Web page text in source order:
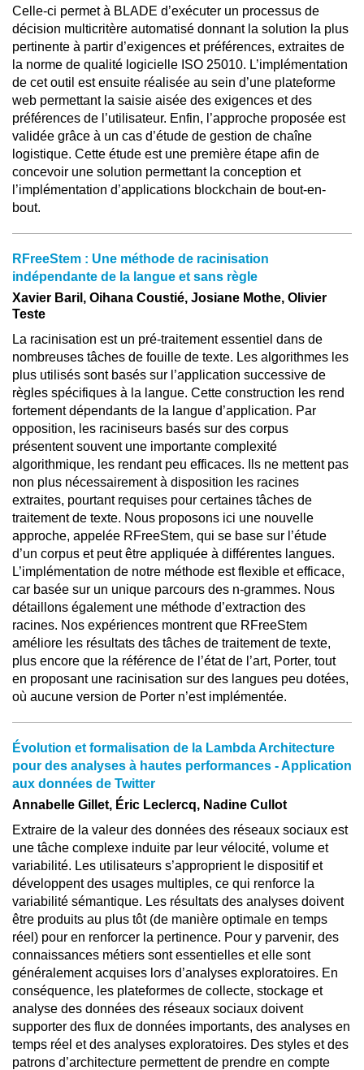
Celle-ci permet à BLADE d’exécuter un processus de
décision multicritère automatisé donnant la solution la plus
pertinente à partir d’exigences et préférences, extraites de
la norme de qualité logicielle ISO 25010. L’implémentation
de cet outil est ensuite réalisée au sein d’une plateforme
web permettant la saisie aisée des exigences et des
préférences de l’utilisateur. Enfin, l’approche proposée est
validée grâce à un cas d’étude de gestion de chaîne
logistique. Cette étude est une première étape afin de
concevoir une solution permettant la conception et
l’implémentation d’applications blockchain de bout-en-
bout.
RFreeStem : Une méthode de racinisation
indépendante de la langue et sans règle
Xavier Baril, Oihana Coustié, Josiane Mothe, Olivier
Teste
La racinisation est un pré-traitement essentiel dans de
nombreuses tâches de fouille de texte. Les algorithmes les
plus utilisés sont basés sur l’application successive de
règles spécifiques à la langue. Cette construction les rend
fortement dépendants de la langue d’application. Par
opposition, les raciniseurs basés sur des corpus
présentent souvent une importante complexité
algorithmique, les rendant peu efficaces. Ils ne mettent pas
non plus nécessairement à disposition les racines
extraites, pourtant requises pour certaines tâches de
traitement de texte. Nous proposons ici une nouvelle
approche, appelée RFreeStem, qui se base sur l’étude
d’un corpus et peut être appliquée à différentes langues.
L’implémentation de notre méthode est flexible et efficace,
car basée sur un unique parcours des n-grammes. Nous
détaillons également une méthode d’extraction des
racines. Nos expériences montrent que RFreeStem
améliore les résultats des tâches de traitement de texte,
plus encore que la référence de l’état de l’art, Porter, tout
en proposant une racinisation sur des langues peu dotées,
où aucune version de Porter n’est implémentée.
Évolution et formalisation de la Lambda Architecture
pour des analyses à hautes performances - Application
aux données de Twitter
Annabelle Gillet, Éric Leclercq, Nadine Cullot
Extraire de la valeur des données des réseaux sociaux est
une tâche complexe induite par leur vélocité, volume et
variabilité. Les utilisateurs s’approprient le dispositif et
développent des usages multiples, ce qui renforce la
variabilité sémantique. Les résultats des analyses doivent
être produits au plus tôt (de manière optimale en temps
réel) pour en renforcer la pertinence. Pour y parvenir, des
connaissances métiers sont essentielles et elle sont
généralement acquises lors d’analyses exploratoires. En
conséquence, les plateformes de collecte, stockage et
analyse des données des réseaux sociaux doivent
supporter des flux de données importants, des analyses en
temps réel et des analyses exploratoires. Des styles et des
patrons d’architecture permettent de prendre en compte